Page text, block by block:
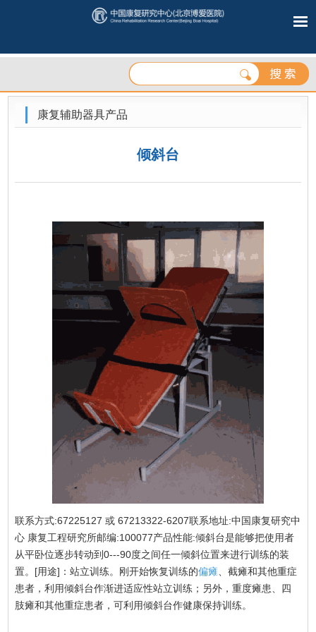
康复辅助器具产品
倾斜台
联系方式:67225127 或 67213322-6207联系地址:中国康复研究中
心 康复工程研究所邮编:100077产品性能:倾斜台是能够把使用者
从平卧位逐步转动到0---90度之间任一倾斜位置来进行训练的装
置。[用途]：站立训练。刚开始恢复训练的偏瘫 、截瘫和其他重症
患者，利用倾斜台作渐进适应性站立训练；另外，重度瘫患、四
肢瘫和其他重症患者，可利用倾斜台作健康保持训练。